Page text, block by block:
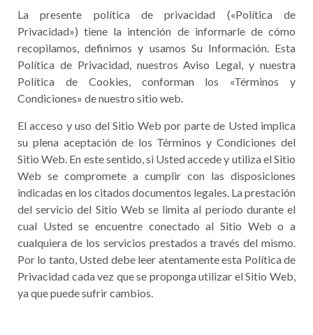
La presente política de privacidad («Política de
Privacidad») tiene la intención de informarle de cómo
recopilamos, definimos y usamos Su Información. Esta
Política de Privacidad, nuestros Aviso Legal, y nuestra
Política de Cookies, conforman los «Términos y
Condiciones» de nuestro sitio web.
El acceso y uso del Sitio Web por parte de Usted implica
su plena aceptación de los Términos y Condiciones del
Sitio Web. En este sentido, si Usted accede y utiliza el Sitio
Web se compromete a cumplir con las disposiciones
indicadas en los citados documentos legales. La prestación
del servicio del Sitio Web se limita al período durante el
cual Usted se encuentre conectado al Sitio Web o a
cualquiera de los servicios prestados a través del mismo.
Por lo tanto, Usted debe leer atentamente esta Política de
Privacidad cada vez que se proponga utilizar el Sitio Web,
ya que puede sufrir cambios.